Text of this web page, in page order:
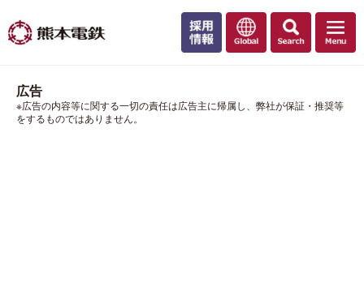
広告
※広告の内容等に関する一切の責任は広告主に帰属し、弊社が保証・推奨等
をするものではありません。